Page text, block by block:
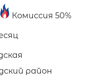
Комиссия 50%
район